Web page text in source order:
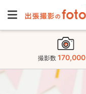
撮影数 170,000